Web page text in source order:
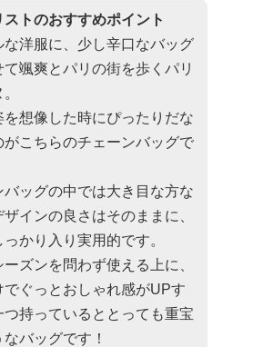
ストのおすすめポイント
な洋服に、少し辛口なバッグ
て颯爽とパリの街を歩くパリ
を想像した時にぴったりだな
がこちらのチェーンバッグで
バッグの中では大き目な方な
インの良さはそのままに、
かり入り実用的です。
ーズンを問わず使える上に、
でぐっとおしゃれ感がUPす
つ持っているととっても重宝
バッグです！